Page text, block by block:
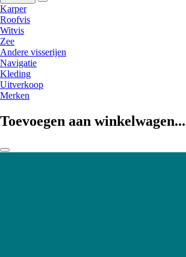
Karper
Roofvis
Witvis
Zee
Andere visserijen
Navigatie
Kleding
Uitverkoop
Merken
Toevoegen aan winkelwagen...